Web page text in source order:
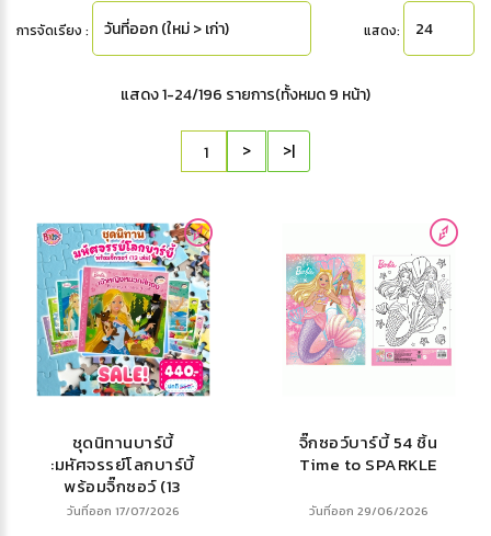
การจัดเรียง : แสดง:
แสดง 1-24/196 รายการ(ทั้งหมด 9 หน้า)
> >|
ชุดนิทานบาร์บี้
:มหัศจรรย์โลกบาร์บี้
พร้อมจิ๊กซอว์ (13
เล่ม)
วันที่ออก 17/07/2026
จิ๊กซอว์บาร์บี้ 54 ชิ้น
Time to SPARKLE
วันที่ออก 29/06/2026